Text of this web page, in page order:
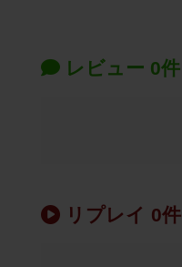
レビュー 0件
リプレイ 0件